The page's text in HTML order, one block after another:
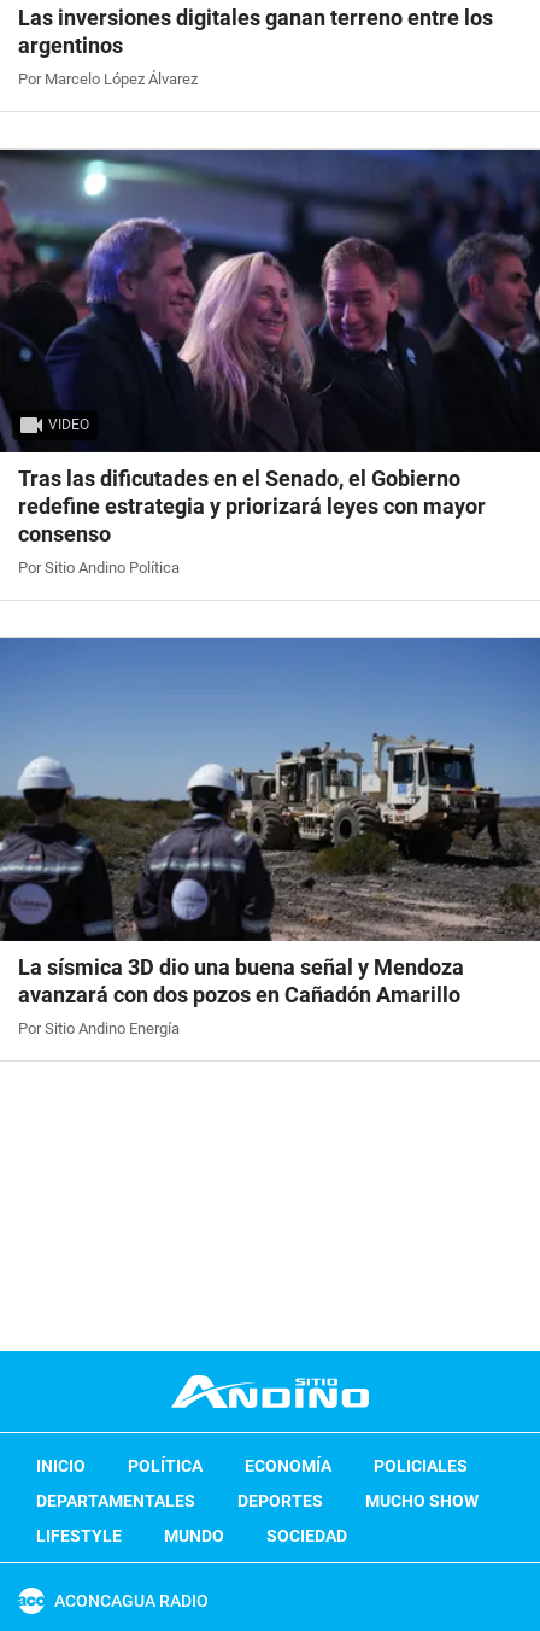
Las inversiones digitales ganan terreno entre los
argentinos
Por Marcelo López Álvarez
VIDEO
Tras las dificutades en el Senado, el Gobierno
redefine estrategia y priorizará leyes con mayor
consenso
Por Sitio Andino Política
La sísmica 3D dio una buena señal y Mendoza
avanzará con dos pozos en Cañadón Amarillo
Por Sitio Andino Energía
INICIO POLÍTICA ECONOMÍA
POLICIALES
DEPARTAMENTALES
DEPORTES
MUCHO SHOW
LIFESTYLE
MUNDO SOCIEDAD
ACONCAGUA RADIO